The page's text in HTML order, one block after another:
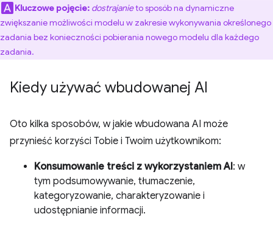
Kluczowe pojęcie: dostrajanieto sposób na dynamiczne
zwiększanie możliwości modelu w zakresie wykonywania określonego
zadania bez konieczności pobierania nowego modelu dla każdego
zadania.
Kiedy używać wbudowanej AI
Oto kilka sposobów, w jakie wbudowana AI może
przynieść korzyści Tobie i Twoim użytkownikom:
Konsumowanie treści z wykorzystaniem AI: w
tym podsumowywanie, tłumaczenie,
kategoryzowanie, charakteryzowanie i
udostępnianie informacji.